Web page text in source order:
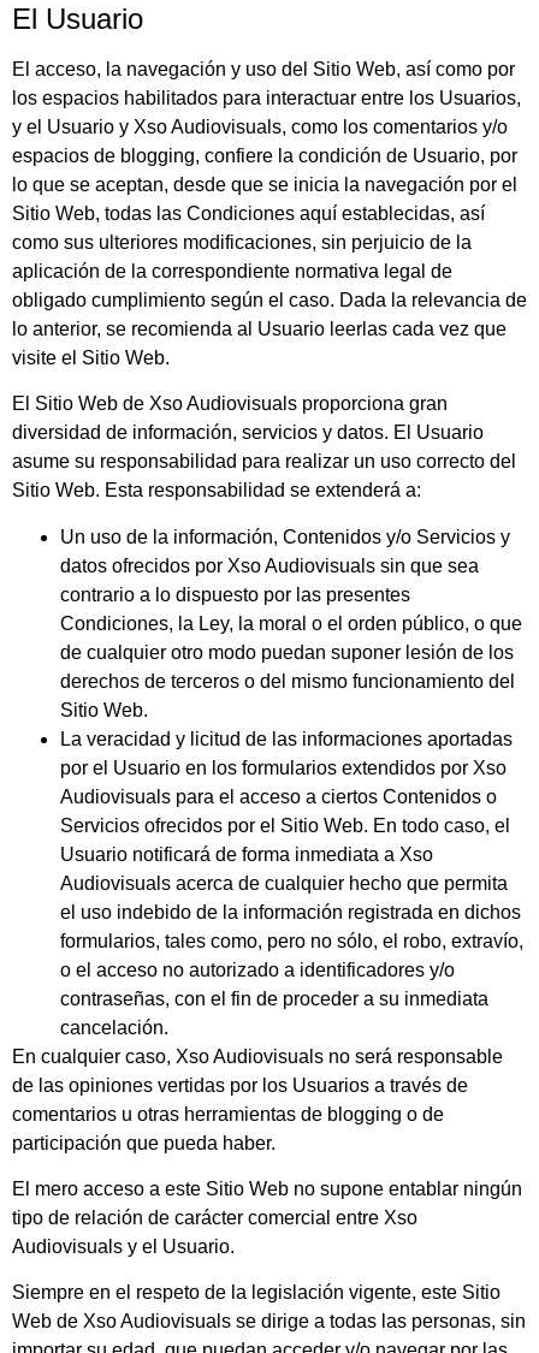
El Usuario
El acceso, la navegación y uso del Sitio Web, así como por
los espacios habilitados para interactuar entre los Usuarios,
y el Usuario y Xso Audiovisuals, como los comentarios y/o
espacios de blogging, confiere la condición de Usuario, por
lo que se aceptan, desde que se inicia la navegación por el
Sitio Web, todas las Condiciones aquí establecidas, así
como sus ulteriores modificaciones, sin perjuicio de la
aplicación de la correspondiente normativa legal de
obligado cumplimiento según el caso. Dada la relevancia de
lo anterior, se recomienda al Usuario leerlas cada vez que
visite el Sitio Web.
El Sitio Web de Xso Audiovisuals proporciona gran
diversidad de información, servicios y datos. El Usuario
asume su responsabilidad para realizar un uso correcto del
Sitio Web. Esta responsabilidad se extenderá a:
Un uso de la información, Contenidos y/o Servicios y
datos ofrecidos por Xso Audiovisuals sin que sea
contrario a lo dispuesto por las presentes
Condiciones, la Ley, la moral o el orden público, o que
de cualquier otro modo puedan suponer lesión de los
derechos de terceros o del mismo funcionamiento del
Sitio Web.
La veracidad y licitud de las informaciones aportadas
por el Usuario en los formularios extendidos por Xso
Audiovisuals para el acceso a ciertos Contenidos o
Servicios ofrecidos por el Sitio Web. En todo caso, el
Usuario notificará de forma inmediata a Xso
Audiovisuals acerca de cualquier hecho que permita
el uso indebido de la información registrada en dichos
formularios, tales como, pero no sólo, el robo, extravío,
o el acceso no autorizado a identificadores y/o
contraseñas, con el fin de proceder a su inmediata
cancelación.
En cualquier caso, Xso Audiovisuals no será responsable
de las opiniones vertidas por los Usuarios a través de
comentarios u otras herramientas de blogging o de
participación que pueda haber.
El mero acceso a este Sitio Web no supone entablar ningún
tipo de relación de carácter comercial entre Xso
Audiovisuals y el Usuario.
Siempre en el respeto de la legislación vigente, este Sitio
Web de Xso Audiovisuals se dirige a todas las personas, sin